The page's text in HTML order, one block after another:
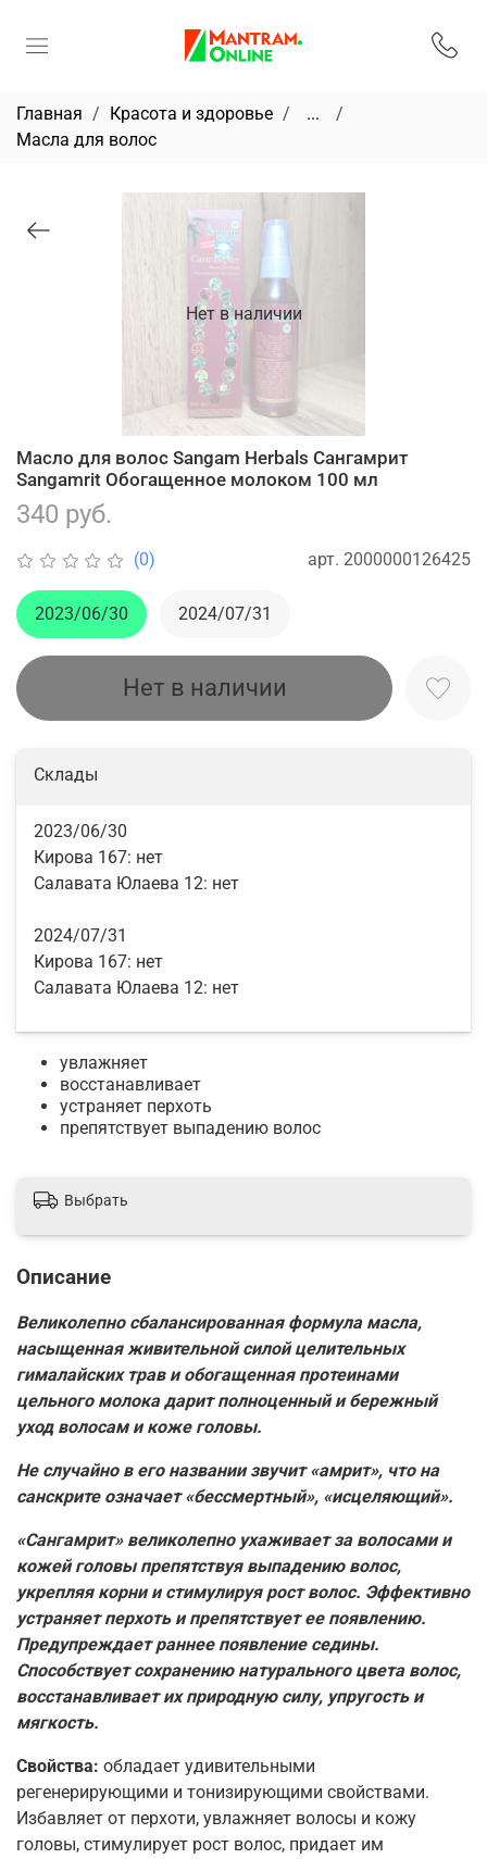
Главная Красота и здоровье
...
Масла для волос
Нет в наличии
(0) арт. 2000000126425
Масло для волос Sangam Herbals Сангамрит
Sangamrit Обогащенное молоком 100 мл
340 руб.
Нет в наличии
Склады
2023/06/30
Кирова 167: нет
Салавата Юлаева 12: нет
2024/07/31
Кирова 167: нет
Салавата Юлаева 12: нет
2023/06/30 2024/07/31
увлажняет
восстанавливает
устраняет перхоть
препятствует выпадению волос
Выбрать
Описание
Великолепно сбалансированная формула масла,
насыщенная живительной силой целительных
гималайских трав и обогащенная протеинами
цельного молока дарит полноценный и бережный
уход волосам и коже головы.
Не случайно в его названии звучит «амрит», что на
санскрите означает «бессмертный», «исцеляющий».
«Сангамрит» великолепно ухаживает за волосами и
кожей головы препятствуя выпадению волос,
укрепляя корни и стимулируя рост волос. Эффективно
устраняет перхоть и препятствует ее появлению.
Предупреждает раннее появление седины.
Способствует сохранению натурального цвета волос,
восстанавливает их природную силу, упругость и
мягкость.
Свойства: обладает удивительными
регенерирующими и тонизирующими свойствами.
Избавляет от перхоти, увлажняет волосы и кожу
головы, стимулирует рост волос, придает им